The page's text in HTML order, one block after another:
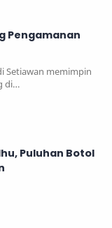
Pengamanan
Setiawan memimpin
di…
Puluhan Botol